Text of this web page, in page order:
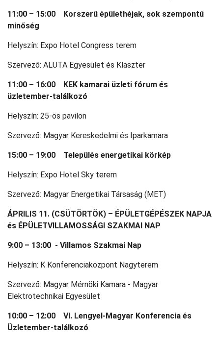
11:00 – 15:00
Korszerű épülethéjak, sok szempontú
minőség
Helyszín: Expo Hotel Congress terem
Szervező: ALUTA Egyesület és Klaszter
11:00 – 16:00 KEK kamarai üzleti fórum és
üzletember-találkozó
Helyszín: 25-ös pavilon
Szervező: Magyar Kereskedelmi és Iparkamara
15:00 – 19:00 Település energetikai körkép
Helyszín: Expo Hotel Sky terem
Szervező: Magyar Energetikai Társaság (MET)
ÁPRILIS 11. (CSÜTÖRTÖK) – ÉPÜLETGÉPÉSZEK NAPJA
és ÉPÜLETVILLAMOSSÁGI SZAKMAI NAP
9:00 – 13:00 - Villamos Szakmai Nap
Helyszín: K Konferenciaközpont Nagyterem
Szervező: Magyar Mérnöki Kamara - Magyar
Elektrotechnikai Egyesület
10:00 – 12:00 VI. Lengyel-Magyar Konferencia és
Üzletember-találkozó